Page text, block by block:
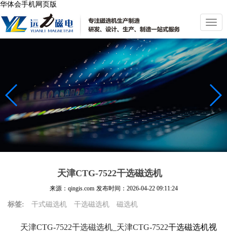
华体会手机网页版
切
换
导
航
天津CTG-7522干选磁选机
来源：qingis.com 发布时间： 2026-04-22 09:11:24
标签: 干式磁选机 干选磁选机 磁选机
天津CTG-7522干选磁选机_天津CTG-7522干选磁选机视